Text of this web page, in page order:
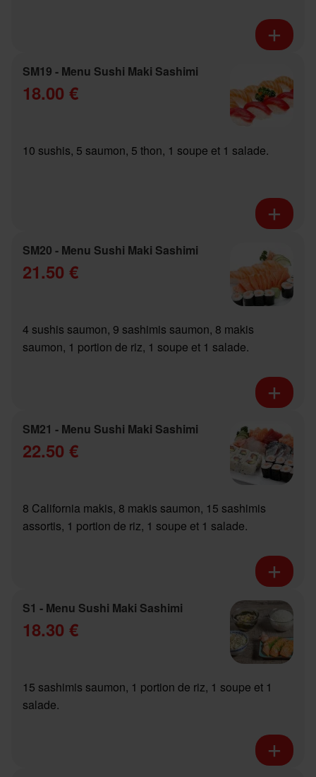
SM19 - Menu Sushi Maki Sashimi
18.00 €
10 sushis, 5 saumon, 5 thon, 1 soupe et 1 salade.
SM20 - Menu Sushi Maki Sashimi
21.50 €
4 sushis saumon, 9 sashimis saumon, 8 makis
saumon, 1 portion de riz, 1 soupe et 1 salade.
SM21 - Menu Sushi Maki Sashimi
22.50 €
8 California makis, 8 makis saumon, 15 sashimis
assortis, 1 portion de riz, 1 soupe et 1 salade.
S1 - Menu Sushi Maki Sashimi
18.30 €
15 sashimis saumon, 1 portion de riz, 1 soupe et 1
salade.